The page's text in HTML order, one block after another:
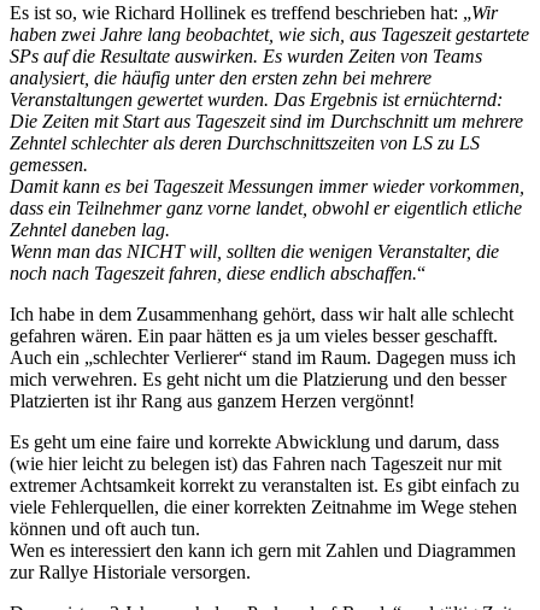
Es ist so, wie Richard Hollinek es treffend beschrieben hat: „Wir
haben zwei Jahre lang beobachtet, wie sich, aus Tageszeit gestartete
SPs auf die Resultate auswirken. Es wurden Zeiten von Teams
analysiert, die häufig unter den ersten zehn bei mehrere
Veranstaltungen gewertet wurden. Das Ergebnis ist ernüchternd:
Die Zeiten mit Start aus Tageszeit sind im Durchschnitt um mehrere
Zehntel schlechter als deren Durchschnittszeiten von LS zu LS
gemessen.
Damit kann es bei Tageszeit Messungen immer wieder vorkommen,
dass ein Teilnehmer ganz vorne landet, obwohl er eigentlich etliche
Zehntel daneben lag.
Wenn man das NICHT will, sollten die wenigen Veranstalter, die
noch nach Tageszeit fahren, diese endlich abschaffen.“
Ich habe in dem Zusammenhang gehört, dass wir halt alle schlecht
gefahren wären. Ein paar hätten es ja um vieles besser geschafft.
Auch ein „schlechter Verlierer“ stand im Raum. Dagegen muss ich
mich verwehren. Es geht nicht um die Platzierung und den besser
Platzierten ist ihr Rang aus ganzem Herzen vergönnt!
Es geht um eine faire und korrekte Abwicklung und darum, dass
(wie hier leicht zu belegen ist) das Fahren nach Tageszeit nur mit
extremer Achtsamkeit korrekt zu veranstalten ist. Es gibt einfach zu
viele Fehlerquellen, die einer korrekten Zeitnahme im Wege stehen
können und oft auch tun.
Wen es interessiert den kann ich gern mit Zahlen und Diagrammen
zur Rallye Historiale versorgen.